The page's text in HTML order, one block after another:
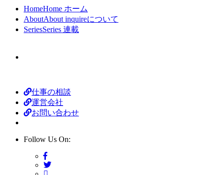
HomeHome ホーム
AboutAbout inquireについて
SeriesSeries 連載
仕事の相談
運営会社
お問い合わせ
Follow Us On: